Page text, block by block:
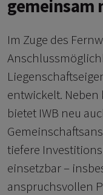
gemeinsam
Im Zuge des
entwickelt.
bietet IWB neu
tiefere
einsetzbar –
anspruchsvollen